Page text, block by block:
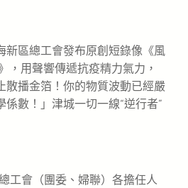
區總工會發布原創短錄像《風
，用聲響傳遞抗疫精力氣力，
散播金箔！你的物質波動已經嚴
係數！」津城一切一線“逆行者”
會（團委、婦聯）各擔任人